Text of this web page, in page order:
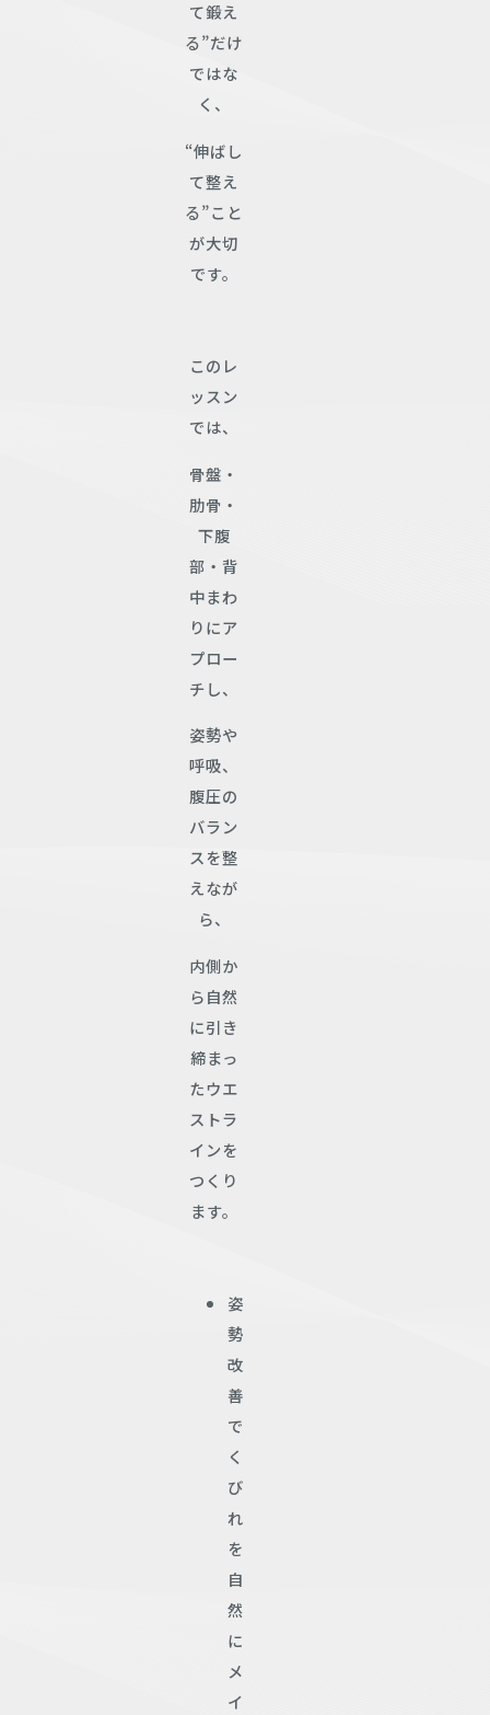
て鍛え
る”だけ
ではな
く、
“伸ばし
て整え
る”こと
が大切
です。
このレ
ッスン
では、
骨盤・
肋骨・
下腹
部・背
中まわ
りにア
プロー
チし、
姿勢や
呼吸、
腹圧の
バラン
スを整
えなが
ら、
内側か
ら自然
に引き
締まっ
たウエ
ストラ
インを
つくり
ます。
姿
勢
改
善
で
く
び
れ
を
自
然
に
メ
イ